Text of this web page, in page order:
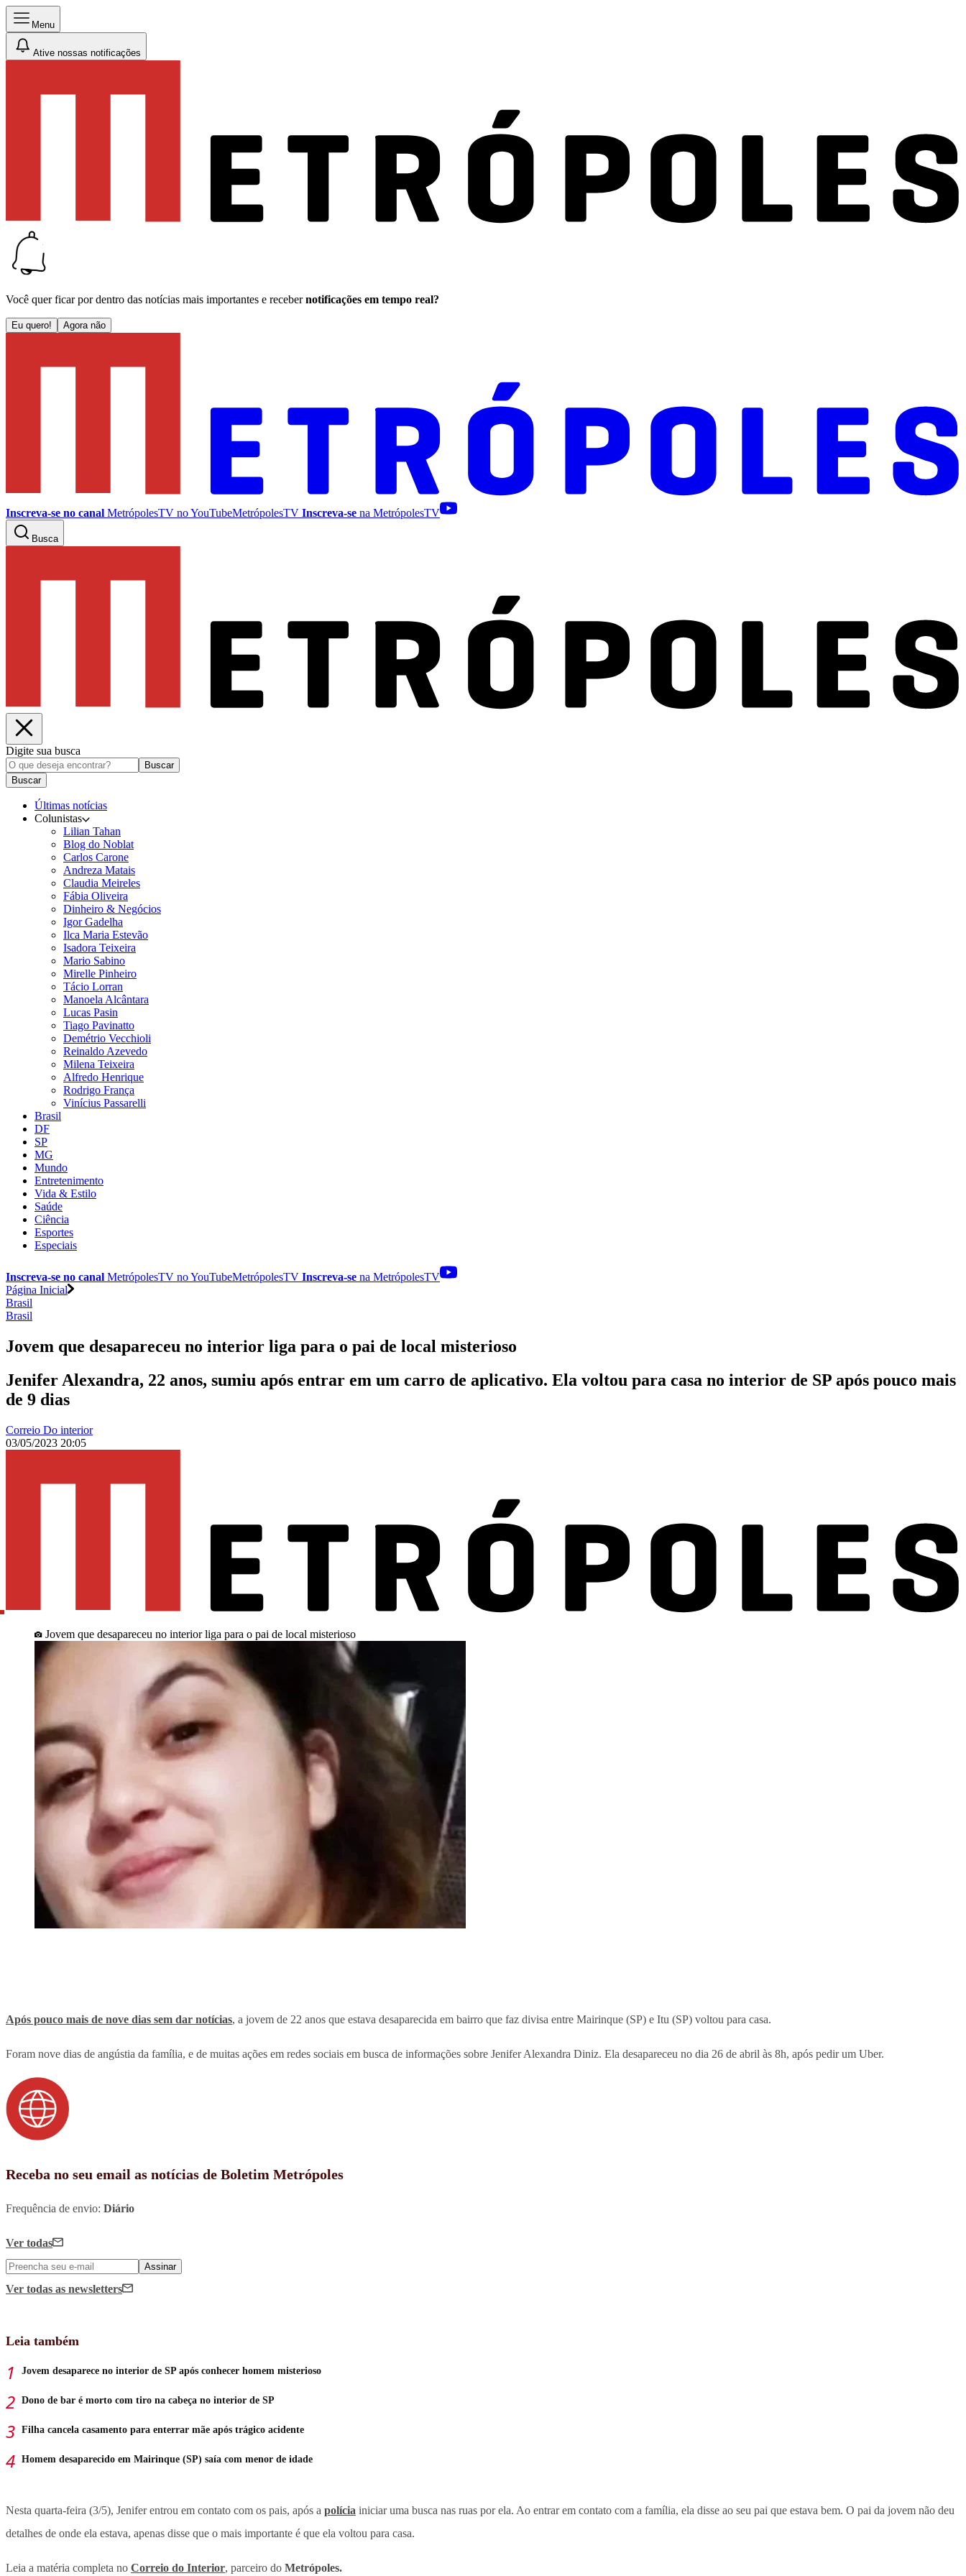
Menu
Ative nossas notificações
Você quer ficar por dentro das notícias mais importantes e receber notificações em tempo real?
Eu quero! Agora não
Inscreva-se no canal MetrópolesTV noYouTubeMetrópolesTV Inscreva-se na MetrópolesTV
Busca
Digite sua busca
Buscar
Buscar
Últimas notícias
Colunistas
Lilian Tahan
Blog do Noblat
Carlos Carone
Andreza Matais
Claudia Meireles
Fábia Oliveira
Dinheiro & Negócios
Igor Gadelha
Ilca Maria Estevão
Isadora Teixeira
Mario Sabino
Mirelle Pinheiro
Tácio Lorran
Manoela Alcântara
Lucas Pasin
Tiago Pavinatto
Demétrio Vecchioli
Reinaldo Azevedo
Milena Teixeira
Alfredo Henrique
Rodrigo França
Vinícius Passarelli
Brasil
DF
SP
MG
Mundo
Entretenimento
Vida & Estilo
Saúde
Ciência
Esportes
Especiais
Inscreva-se no canal MetrópolesTV noYouTubeMetrópolesTV Inscreva-se na MetrópolesTV
Página Inicial
Brasil
Brasil
Jovem que desapareceu no interior liga para o pai de local misterioso
Jenifer Alexandra, 22 anos, sumiu após entrar em um carro de aplicativo. Ela voltou para casa no interior de SP após pouco mais
de 9 dias
Correio Do interior
03/05/2023 20:05
Jovem que desapareceu no interior liga para o pai de local misterioso
Após pouco mais de nove dias sem dar notícias, a jovem de 22 anos que estava desaparecida em bairro que faz divisa entre Mairinque (SP) e Itu (SP) voltou para casa.
Foram nove dias de angústia da família, e de muitas ações em redes sociais em busca de informações sobre Jenifer Alexandra Diniz. Ela desapareceu no dia 26 de abril às 8h, após pedir um Uber.
Receba no seu email as notícias de Boletim Metrópoles
Frequência de envio: Diário
Ver todas
Assinar
Ver todas as newsletters
Leia também
Jovem desaparece no interior de SP após conhecer homem misterioso
Dono de bar é morto com tiro na cabeça no interior de SP
Filha cancela casamento para enterrar mãe após trágico acidente
Homem desaparecido em Mairinque (SP) saía com menor de idade
Nesta quarta-feira (3/5), Jenifer entrou em contato com os pais, após a polícia iniciar uma busca nas ruas por ela. Ao entrar em contato com a família, ela disse ao seu pai que estava bem. O pai da jovem não deu
detalhes de onde ela estava, apenas disse que o mais importante é que ela voltou para casa.
Leia a matéria completa no Correio do Interior, parceiro do Metrópoles.